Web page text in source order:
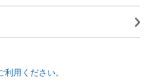
用ください。